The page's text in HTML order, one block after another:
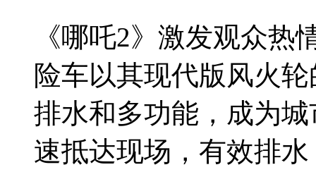
《哪吒2》激发观众热
险车以其现代版风火
排水和多功能，成为
速抵达现场，有效排